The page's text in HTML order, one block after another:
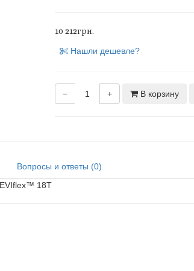
10 212грн.
Нашли дешевле?
− + В корзину
Вопросы и ответы (0)
18Т